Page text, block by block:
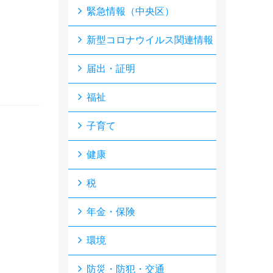
緊急情報（中央区）
新型コロナウイルス関連情報
届出・証明
福祉
子育て
健康
税
年金・保険
環境
防災・防犯・交通